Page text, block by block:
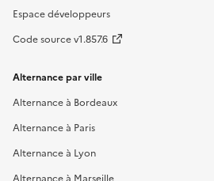
Espace développeurs
Code source v1.857.6
Alternance par ville
Alternance à Bordeaux
Alternance à Paris
Alternance à Lyon
Alternance à Marseille